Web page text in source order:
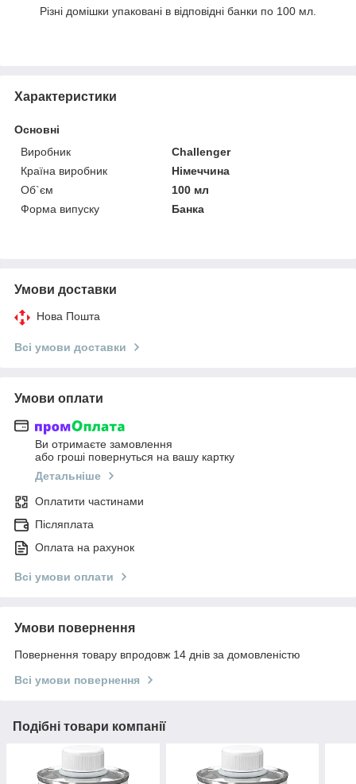
Різні домішки упаковані в відповідні банки по 100 мл.
Характеристики
Основні
Виробник
Challenger
Країна виробник
Німеччина
Об`єм
100 мл
Форма випуску
Банка
Умови доставки
Нова Пошта
Всі умови доставки
Умови оплати
Ви отримаєте замовлення
або гроші повернуться на вашу картку
Детальніше
Оплатити частинами
Післяплата
Оплата на рахунок
Всі умови оплати
Умови повернення
Повернення товару впродовж 14 днів за домовленістю
Всі умови повернення
Подібні товари компанії